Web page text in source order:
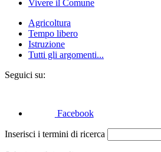
Vivere il Comune
Agricoltura
Tempo libero
Istruzione
Tutti gli argomenti...
Seguici su:
Facebook
Inserisci i termini di ricerca